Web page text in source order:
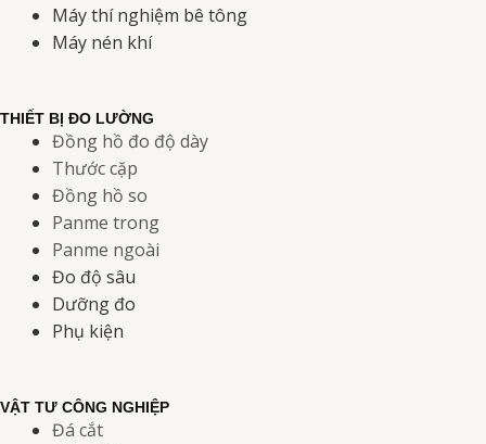
Máy thí nghiệm bê tông
Máy nén khí
THIẾT BỊ ĐO LƯỜNG
Đồng hồ đo độ dày
Thước cặp
Đồng hồ so
Panme trong
Panme ngoài
Đo độ sâu
Dưỡng đo
Phụ kiện
VẬT TƯ CÔNG NGHIỆP
Đá cắt